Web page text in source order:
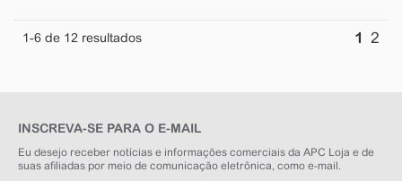
1-6 de 12 resultados 1 2
INSCREVA-SE PARA O E-MAIL
Eu desejo receber notícias e informações comerciais da APC Loja e de
suas afiliadas por meio de comunicação eletrônica, como e-mail.